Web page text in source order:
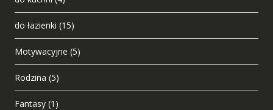
do łazienki (15)
Motywacyjne (5)
Rodzina (5)
Fantasy (1)